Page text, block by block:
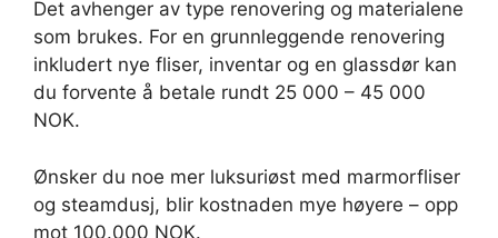
Det avhenger av type renovering og materialene
som brukes. For en grunnleggende renovering
inkludert nye fliser, inventar og en glassdør kan
du forvente å betale rundt 25 000 – 45 000
NOK.
Ønsker du noe mer luksuriøst med marmorfliser
og steamdusj, blir kostnaden mye høyere – opp
mot 100.000 NOK.